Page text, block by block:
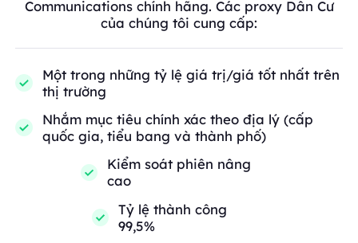
Communications chính hãng. Các proxy Dân Cư
của chúng tôi cung cấp:
Một trong những tỷ lệ giá trị/giá tốt nhất trên
thị trường
Nhắm mục tiêu chính xác theo địa lý (cấp
quốc gia, tiểu bang và thành phố)
Kiểm soát phiên nâng
cao
Tỷ lệ thành công
99,5%